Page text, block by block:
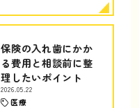
保険の入れ歯にかか
る費用と相談前に整
理したいポイント
2026.05.22
医療